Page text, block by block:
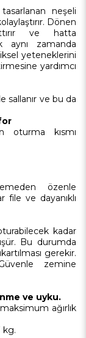
neşeli
Dönen
ve hatta
aynı zamanda
yeteneklerini
yardımcı
sallanır ve bu da
oturma kısmı
özenle
file ve dayanıklı
kadar
Bu durumda
gerekir.
zemine
ve uyku.
ağırlık
kg.